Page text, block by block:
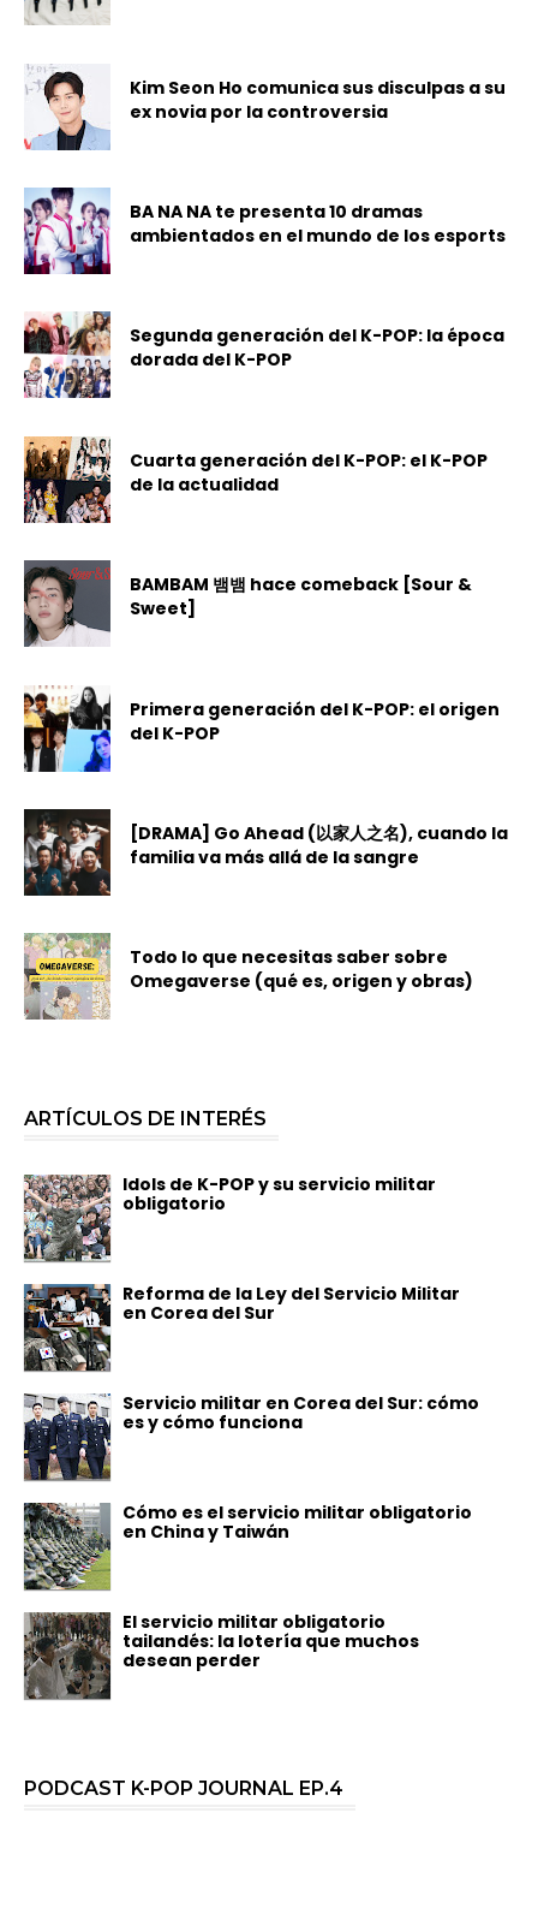
Kim Seon Ho comunica sus disculpas a su
ex novia por la controversia
BA NA NA te presenta 10 dramas
ambientados en el mundo de los esports
Segunda generación del K-POP: la época
dorada del K-POP
Cuarta generación del K-POP: el K-POP
de la actualidad
BAMBAM 뱀뱀 hace comeback [Sour &
Sweet]
Primera generación del K-POP: el origen
del K-POP
[DRAMA] Go Ahead (以家人之名), cuando la
familia va más allá de la sangre
Todo lo que necesitas saber sobre
Omegaverse (qué es, origen y obras)
ARTÍCULOS DE INTERÉS
Idols de K-POP y su servicio militar
obligatorio
Reforma de la Ley del Servicio Militar
en Corea del Sur
Servicio militar en Corea del Sur: cómo
es y cómo funciona
Cómo es el servicio militar obligatorio
en China y Taiwán
El servicio militar obligatorio
tailandés: la lotería que muchos
desean perder
PODCAST K-POP JOURNAL EP.4